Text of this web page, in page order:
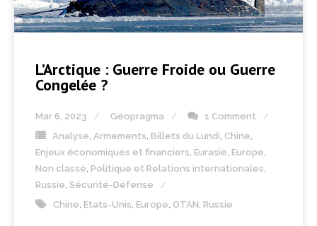
L’Arctique : Guerre Froide ou Guerre
Congelée ?
Mar 6, 2023 Geopragma
1 Comment
Analyse Armements Billets du Lundi Chine
Enjeux économiques et financiers Eurasie Europe
Non classé Politique et Relations internationales
Russie Sécurité-Défense
Chine Etats-Unis Europe OTAN Russie